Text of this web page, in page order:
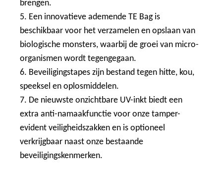
brengen.
5. Een innovatieve ademende TE Bag is
beschikbaar voor het verzamelen en opslaan van
biologische monsters, waarbij de groei van micro-
organismen wordt tegengegaan.
6. Beveiligingstapes zijn bestand tegen hitte, kou,
speeksel en oplosmiddelen.
7. De nieuwste onzichtbare UV-inkt biedt een
extra anti-namaakfunctie voor onze tamper-
evident veiligheidszakken en is optioneel
verkrijgbaar naast onze bestaande
beveiligingskenmerken.